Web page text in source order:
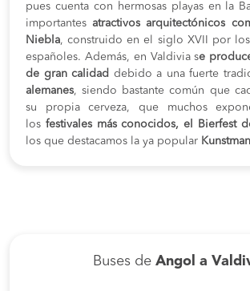
pues cuenta con hermosas playas en la
importantes atractivos arquitectónicos
Niebla, construido en el siglo XVII por
españoles. Además, en Valdivia se
de gran calidad debido a una fuerte
alemanes, siendo bastante común que
su propia cerveza, que muchos
los festivales más conocidos, el Bierfest
los que destacamos la ya popular
Buses de Angol a